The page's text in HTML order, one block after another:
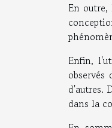
En
Enfin,
d'autres.
dans la